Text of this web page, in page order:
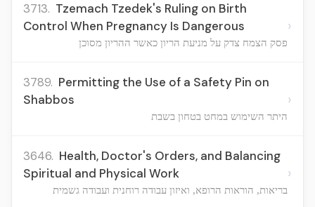
3713. Tzemach Tzedek's Ruling on Birth
Control When Pregnancy Is Dangerous
פסק הצמח צדק על מניעת הריון כאשר ההריון מסוכן
›
3789. Permitting the Use of a Safety Pin on
Shabbos
היתר השימוש במחט בטחון בשבת
›
3646. Health, Doctor's Orders, and Balancing
Spiritual and Physical Work
בריאות, הוראות הרופא, ואיזון עבודה רוחנית ועבודה גשמית
›